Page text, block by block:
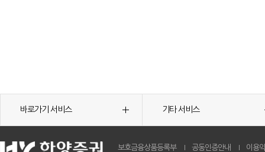
바로가기 서비스 기타 서비스
보호금융상품등록부 공동인증안내 이용